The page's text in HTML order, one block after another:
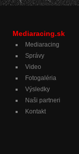
Mediaracing.sk
Mediaracing
Správy
Video
Fotogaléria
Výsledky
Naši partneri
Kontakt